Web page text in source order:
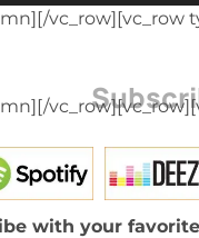
vc_row][vc_row
with your